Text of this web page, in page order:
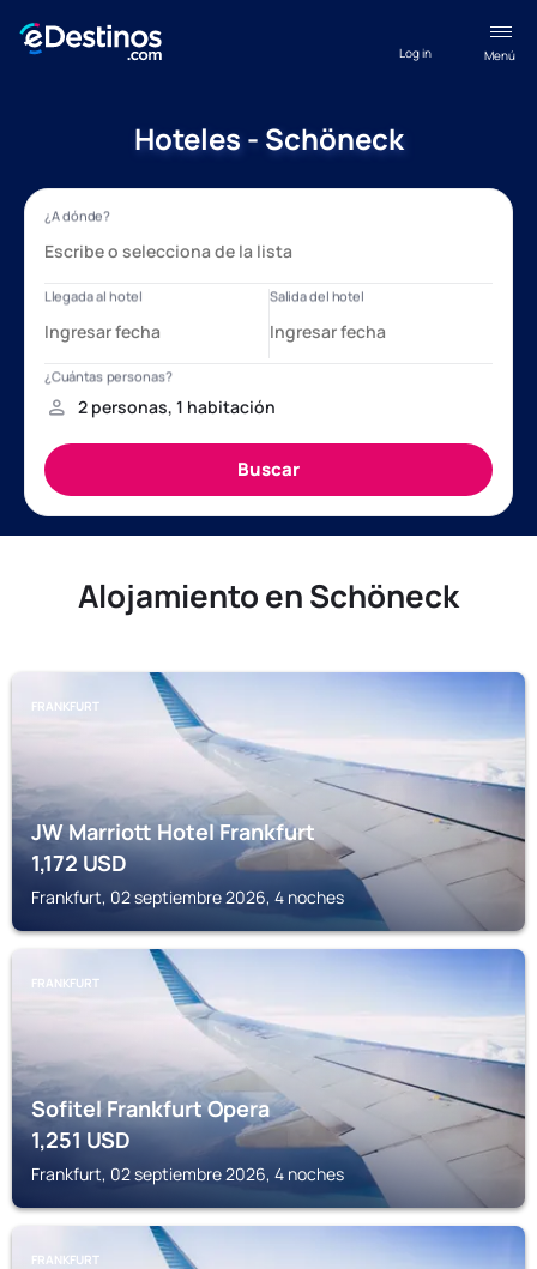
Menú
Log in
Hoteles - Schöneck
Alojamiento en Schöneck
FRANKFURT
JW Marriott Hotel Frankfurt
1,172USD
Frankfurt, 02 septiembre 2026, 4 noches
FRANKFURT
Sofitel Frankfurt Opera
1,251USD
Frankfurt, 02 septiembre 2026, 4 noches
FRANKFURT